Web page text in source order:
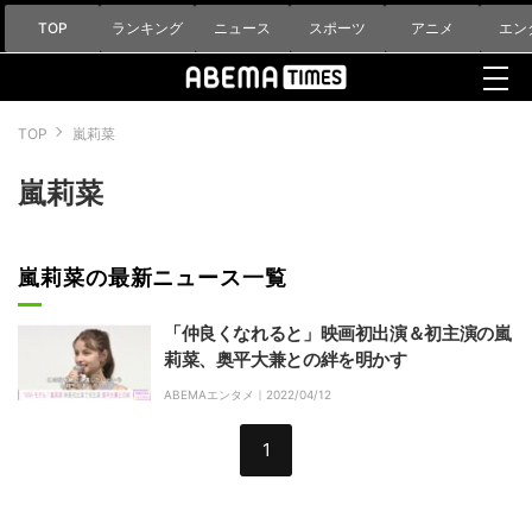
TOP ランキング ニュース スポーツ アニメ エン
TOP 嵐莉菜
嵐莉菜
嵐莉菜の最新ニュース一覧
「仲良くなれると」映画初出演＆初主演の嵐
莉菜、奥平大兼との絆を明かす
ABEMAエンタメ｜ 2022/04/12
1